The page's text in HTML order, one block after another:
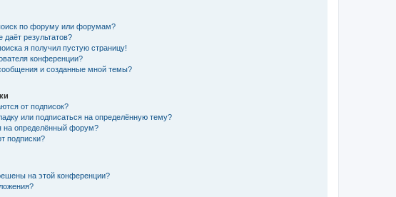
по форуму или форумам?
результатов?
я получил пустую страницу!
конференции?
и созданные мной темы?
от подписок?
или подписаться на определённую тему?
на определённый форум?
подписки?
на этой конференции?